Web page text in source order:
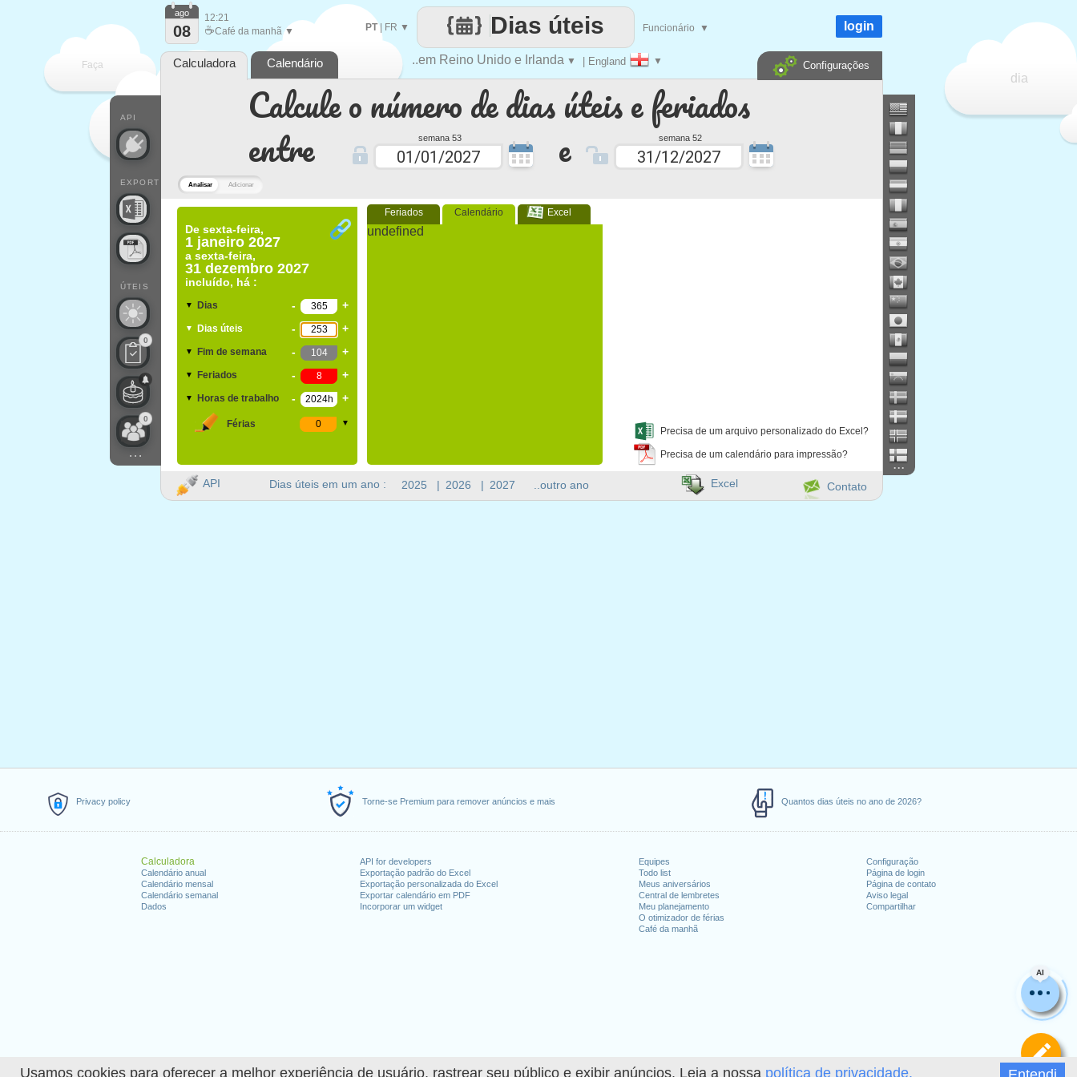
Usamos cookies para oferecer a melhor experiência de usuário, rastrear seu público e exibir anúncios. Leia a nossa política de privacidade.
Privacy policy Torne-se Premium para remover anúncios e mais Quantos dias úteis no ano de 2026?
Calculadora
Calendário anual
Calendário mensal
Calendário semanal
Dados
API for developers
Exportação padrão do Excel
Exportação personalizada do Excel
Exportar calendário em PDF
Incorporar um widget
Equipes
Todo list
Meus aniversários
Central de lembretes
Meu planejamento
O otimizador de férias
Café da manhã
Configuração
Página de login
Página de contato
Aviso legal
Compartilhar
Analisar Adicionar
Calcule o número de dias úteis e feriados
entre
semana 53 e semana 52
De sexta-feira,
1 janeiro 2027
a sexta-feira,
31 dezembro 2027
incluído, há :
▼ Dias - +
▼ Dias úteis - +
▼ Fim de semana - +
▼ Feriados - +
▼ Horas de trabalho - +
Férias ▼
Feriados Calendário Excel
undefined
Precisa de um arquivo personalizado do Excel?
Precisa de um calendário para impressão?
AI
Faça
dia
..em Reino Unido e Irlanda ▼ | England ▼
Dias úteis
PT| FR ▼ Funcionário ▼
API
EXPORT
ÚTEIS
0
0
...
ago
08
12:21
☕Café da manhã ▼ login
Calculadora Calendário Configurações
Dias úteis em um ano : 2025 | 2026 | 2027 ..outro ano
...
API Contato
Excel